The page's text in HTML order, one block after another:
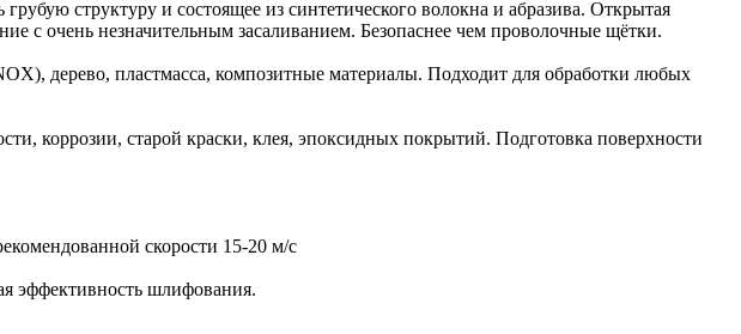
структуру и состоящее из синтетического волокна и абразива. Открытая
с очень незначительным засаливанием. Безопаснее чем проволочные щётки.
дерево, пластмасса, композитные материалы. Подходит для обработки любых
коррозии, старой краски, клея, эпоксидных покрытий. Подготовка поверхности
скорости 15-20 м/с
эффективность шлифования.